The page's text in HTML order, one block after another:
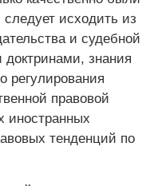
исходить из
и судебной
знания
регулирования
правовой
иностранных
тенденций по